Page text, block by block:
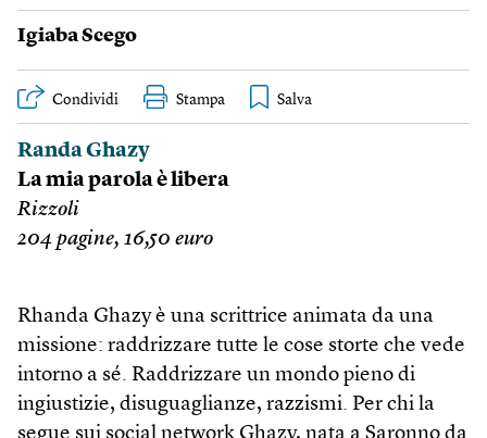
Igiaba Scego
Condividi Stampa
Randa Ghazy
La mia parola è libera
Rizzoli
204 pagine, 16,50 euro
Rhanda Ghazy è una scrittrice animata da una
missione: raddrizzare tutte le cose storte che vede
intorno a sé. Raddrizzare un mondo pieno di
ingiustizie, disuguaglianze, razzismi. Per chi la